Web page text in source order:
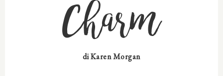
Charm
di Karen Morgan